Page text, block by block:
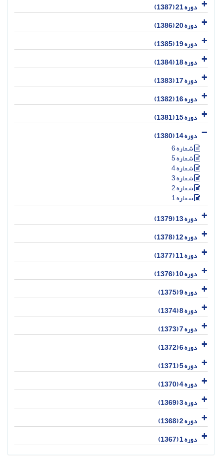
دوره 21 (1387)
دوره 20 (1386)
دوره 19 (1385)
دوره 18 (1384)
دوره 17 (1383)
دوره 16 (1382)
دوره 15 (1381)
دوره 14 (1380)
شماره 6
شماره 5
شماره 4
شماره 3
شماره 2
شماره 1
دوره 13 (1379)
دوره 12 (1378)
دوره 11 (1377)
دوره 10 (1376)
دوره 9 (1375)
دوره 8 (1374)
دوره 7 (1373)
دوره 6 (1372)
دوره 5 (1371)
دوره 4 (1370)
دوره 3 (1369)
دوره 2 (1368)
دوره 1 (1367)